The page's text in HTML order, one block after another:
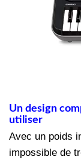
Un design
utiliser
Avec un poids
impossible de